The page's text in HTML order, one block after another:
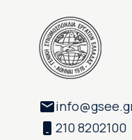
210 8202100